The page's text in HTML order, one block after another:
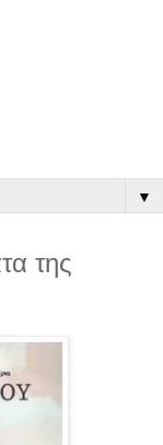
▼
της